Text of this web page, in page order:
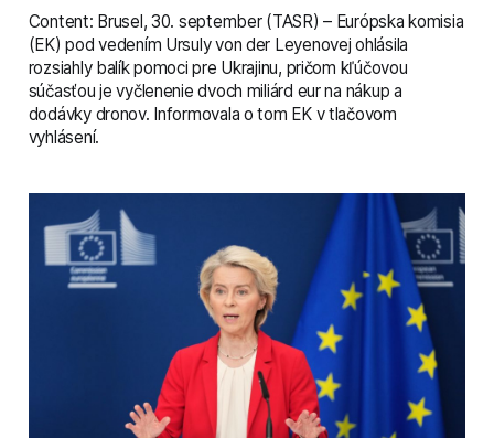
Content: Brusel, 30. september (TASR) – Európska komisia
(EK) pod vedením Ursuly von der Leyenovej ohlásila
rozsiahly balík pomoci pre Ukrajinu, pričom kľúčovou
súčasťou je vyčlenenie dvoch miliárd eur na nákup a
dodávky dronov. Informovala o tom EK v tlačovom
vyhlásení.